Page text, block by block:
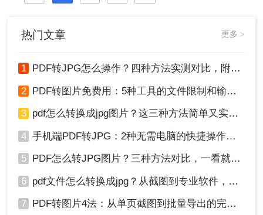
峻的是，2026年国家网信办通报多起
泄露事件！
热门文章 更多 >
1 PDF转JPG怎么操作？四种方法实测对比，附各场景最优选！
2 PDF转图片免费用：5种工具的文件限制和输出质量对比！
3 pdf怎么转换成jpg图片？这三种方法简单又实用！
4 手机端PDF转JPG：2种无需电脑的快捷操作流程！
5 PDF怎么转JPG图片？三种方法对比，一看就懂！
6 pdf文件怎么转换成jpg？从截图到专业软件，一篇讲清楚！
7 PDF转图片4法：从单页截图到批量导出的完整操作路径！